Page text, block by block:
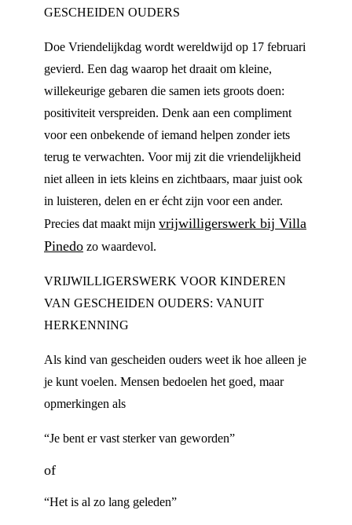
GESCHEIDEN OUDERS
Doe Vriendelijkdag wordt wereldwijd op 17 februari
gevierd. Een dag waarop het draait om kleine,
willekeurige gebaren die samen iets groots doen:
positiviteit verspreiden. Denk aan een compliment
voor een onbekende of iemand helpen zonder iets
terug te verwachten. Voor mij zit die vriendelijkheid
niet alleen in iets kleins en zichtbaars, maar juist ook
in luisteren, delen en er écht zijn voor een ander.
Precies dat maakt mijn vrijwilligerswerk bij Villa
Pinedo zo waardevol.
VRIJWILLIGERSWERK VOOR KINDEREN
VAN GESCHEIDEN OUDERS: VANUIT
HERKENNING
Als kind van gescheiden ouders weet ik hoe alleen je
je kunt voelen. Mensen bedoelen het goed, maar
opmerkingen als
“Je bent er vast sterker van geworden”
of
“Het is al zo lang geleden”